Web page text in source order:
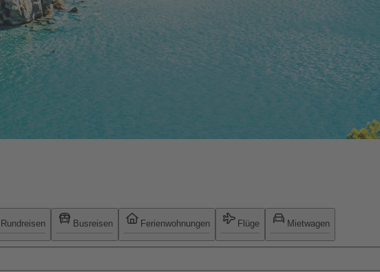
Rundreisen Busreisen Ferienwohnungen Flüge Mietwagen